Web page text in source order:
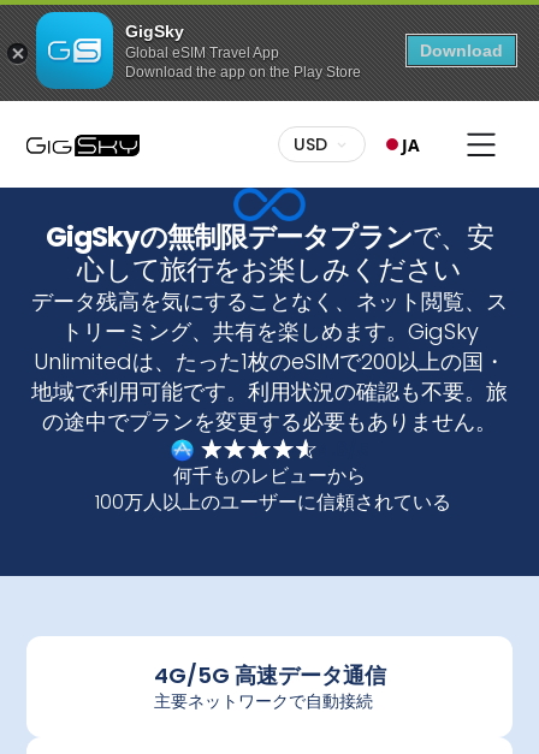
GigSky
Global eSIM Travel App
Download the app on the Play Store
Download
USD JA
GigSkyの無制限データプランで、安
心して旅行をお楽しみください
データ残高を気にすることなく、ネット閲覧、ス
トリーミング、共有を楽しめます。GigSky
Unlimitedは、たった1枚のeSIMで200以上の国・
地域で利用可能です。利用状況の確認も不要。旅
の途中でプランを変更する必要もありません。
何千ものレビューから
100万人以上のユーザーに信頼されている
4G/5G 高速データ通信
主要ネットワークで自動接続